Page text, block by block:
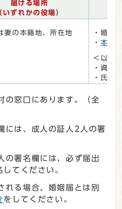
届ける場所
いずれかの役場）
妻の本籍地、所在地
・婚姻
・ 本人
＜以下
・資格
・氏が
の窓口にあります。（全
には、成人の証人2人の署
の署名欄には、必ず届出
てください。
れる場合、婚姻届とは別
をしてください。